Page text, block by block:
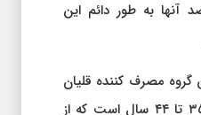
به طور دائم این
مصرف کننده قلیان
در مردان در گروه سنی ۳۵ تا ۴۴ سال است که از